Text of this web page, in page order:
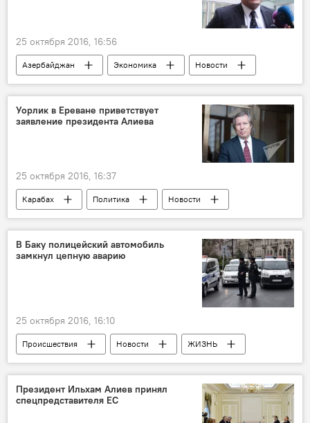
25 октября 2016, 16:56
Азербайджан Экономика
Новости
АНАЛИТИКА
Грузия
Гиги Гигиадзе
Сотрудничество
Уорлик в Ереване приветствует
заявление президента Алиева
25 октября 2016, 16:37
Карабах Политика Новости
В Баку полицейский автомобиль
замкнул цепную аварию
25 октября 2016, 16:10
Происшествия Новости
ЖИЗНЬ
Баку
Ясамал
ДТП
Цепная авария
Президент Ильхам Алиев принял
спецпредставителя ЕС